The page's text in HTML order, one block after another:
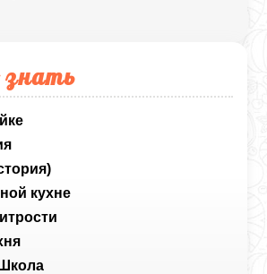
знать
кухне